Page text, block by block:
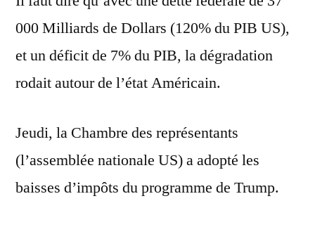
000 Milliards de Dollars (120% du PIB US),
et un déficit de 7% du PIB, la dégradation
rodait autour de l’état Américain.
Jeudi, la Chambre des représentants
(l’assemblée nationale US) a adopté les
baisses d’impôts du programme de Trump.